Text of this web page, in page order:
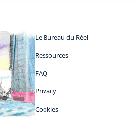
Le Bureau du Réel
Ressources
FAQ
Privacy
Cookies